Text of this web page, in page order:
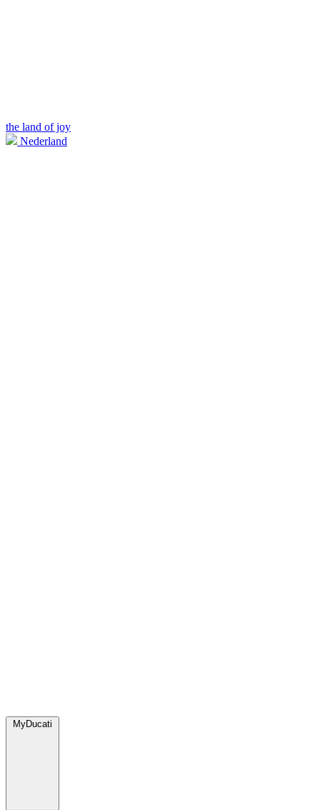
the land of joy
Nederland
MyDucati